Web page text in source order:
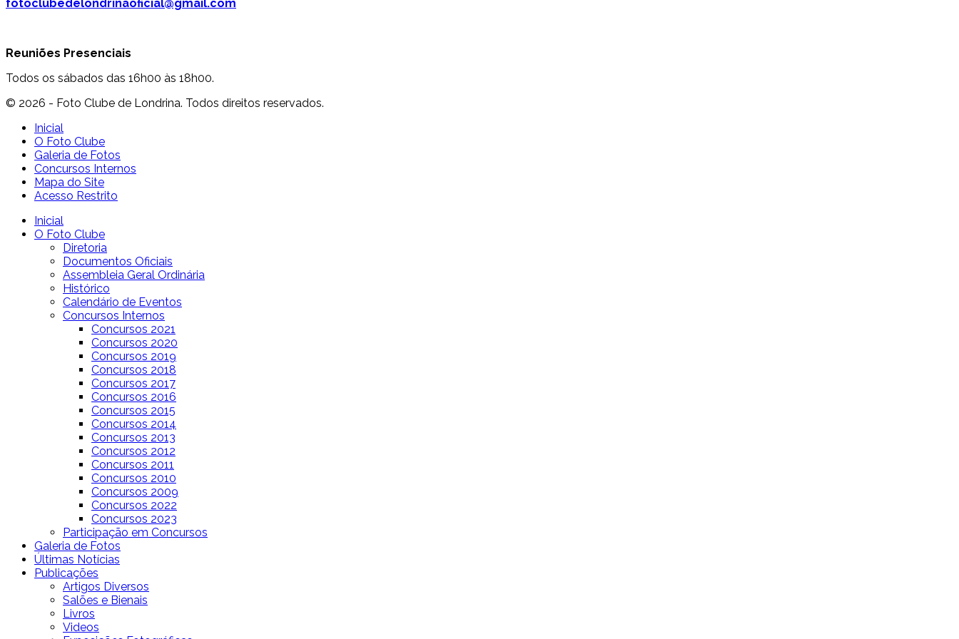
fotoclubedelondrinaoficial@gmail.com
Reuniões Presenciais
Todos os sábados das 16h00 às 18h00.
© 2026 - Foto Clube de Londrina. Todos direitos reservados.
Inicial
O Foto Clube
Galeria de Fotos
Concursos Internos
Mapa do Site
Acesso Restrito
Inicial
O Foto Clube
Diretoria
Documentos Oficiais
Assembleia Geral Ordinária
Histórico
Calendário de Eventos
Concursos Internos
Concursos 2021
Concursos 2020
Concursos 2019
Concursos 2018
Concursos 2017
Concursos 2016
Concursos 2015
Concursos 2014
Concursos 2013
Concursos 2012
Concursos 2011
Concursos 2010
Concursos 2009
Concursos 2022
Concursos 2023
Participação em Concursos
Galeria de Fotos
Últimas Notícias
Publicações
Artigos Diversos
Salões e Bienais
Livros
Videos